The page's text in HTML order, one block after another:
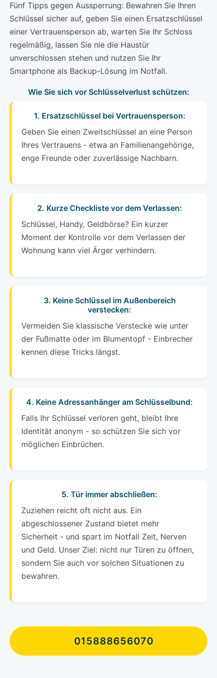
Fünf Tipps gegen Aussperrung: Bewahren Sie Ihren
Schlüssel sicher auf, geben Sie einen Ersatzschlüssel
einer Vertrauensperson ab, warten Sie Ihr Schloss
regelmäßig, lassen Sie nie die Haustür
unverschlossen stehen und nutzen Sie Ihr
Smartphone als Backup-Lösung im Notfall.
Wie Sie sich vor Schlüsselverlust schützen:
1. Ersatzschlüssel bei Vertrauensperson:
Geben Sie einen Zweitschlüssel an eine Person
Ihres Vertrauens - etwa an Familienangehörige,
enge Freunde oder zuverlässige Nachbarn.
2. Kurze Checkliste vor dem Verlassen:
Schlüssel, Handy, Geldbörse? Ein kurzer
Moment der Kontrolle vor dem Verlassen der
Wohnung kann viel Ärger verhindern.
3. Keine Schlüssel im Außenbereich
verstecken:
Vermeiden Sie klassische Verstecke wie unter
der Fußmatte oder im Blumentopf - Einbrecher
kennen diese Tricks längst.
4. Keine Adressanhänger am Schlüsselbund:
Falls Ihr Schlüssel verloren geht, bleibt Ihre
Identität anonym - so schützen Sie sich vor
möglichen Einbrüchen.
5. Tür immer abschließen:
Zuziehen reicht oft nicht aus. Ein
abgeschlossener Zustand bietet mehr
Sicherheit - und spart im Notfall Zeit, Nerven
und Geld. Unser Ziel: nicht nur Türen zu öffnen,
sondern Sie auch vor solchen Situationen zu
bewahren.
015888656070